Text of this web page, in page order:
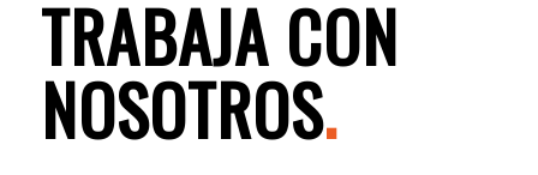
TRABAJA CON
NOSOTROS.